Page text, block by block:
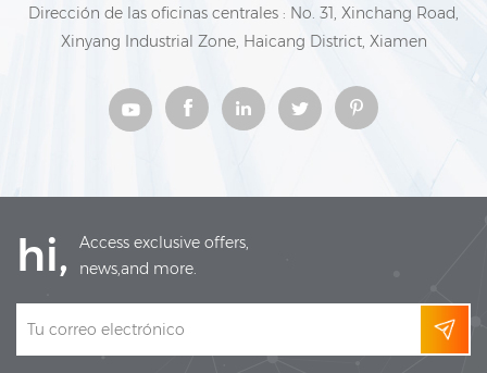
Dirección de las oficinas centrales : No. 31, Xinchang Road,
Xinyang Industrial Zone, Haicang District, Xiamen
hi,
Access exclusive offers,
news,and more.